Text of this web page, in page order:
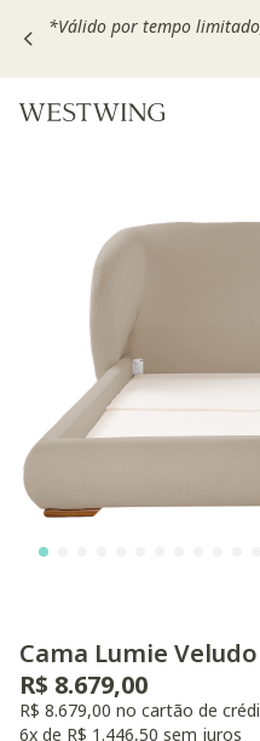
*Válido por tempo
Cama Lumie
R$ 8.679,00
R$ 8.679,00 no cartão de
6x de R$ 1.446,50 sem juros